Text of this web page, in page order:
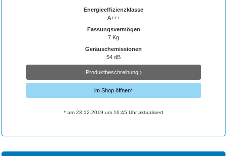
Energieeffizienzklasse
A+++
Fassungsvermögen
7 Kg
Geräuschemissionen
54 dB
Produktbeschreibung ›
im Shop öffnen*
* am 23.12.2019 um 16:45 Uhr aktualisiert